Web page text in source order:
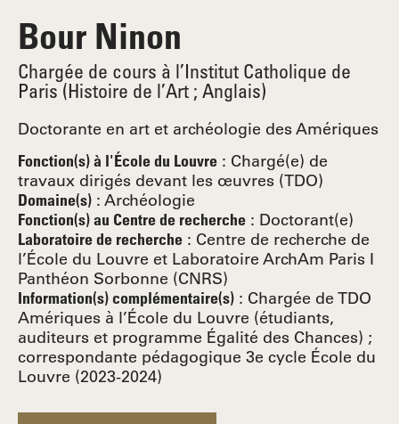
Bour Ninon
Chargée de cours à l’Institut Catholique de
Paris (Histoire de l’Art ; Anglais)
Doctorante en art et archéologie des Amériques
Fonction(s) à l'École du Louvre : Chargé(e) de
travaux dirigés devant les œuvres (TDO)
Domaine(s) : Archéologie
Fonction(s) au Centre de recherche : Doctorant(e)
Laboratoire de recherche : Centre de recherche de
l’École du Louvre et Laboratoire ArchAm Paris I
Panthéon Sorbonne (CNRS)
Information(s) complémentaire(s) : Chargée de TDO
Amériques à l’École du Louvre (étudiants,
auditeurs et programme Égalité des Chances) ;
correspondante pédagogique 3e cycle École du
Louvre (2023-2024)